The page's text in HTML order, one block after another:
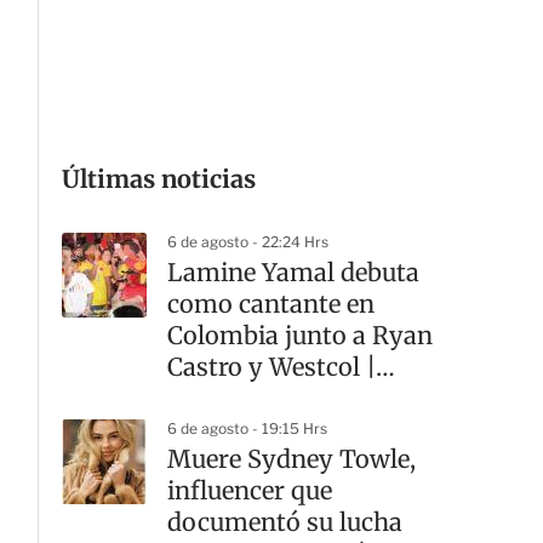
Últimas noticias
6 de agosto - 22:24 Hrs
Lamine Yamal debuta
como cantante en
Colombia junto a Ryan
Castro y Westcol |
6 de agosto - 19:15 Hrs
Muere Sydney Towle,
influencer que
documentó su lucha